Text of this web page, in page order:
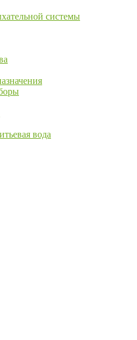
системы
вода